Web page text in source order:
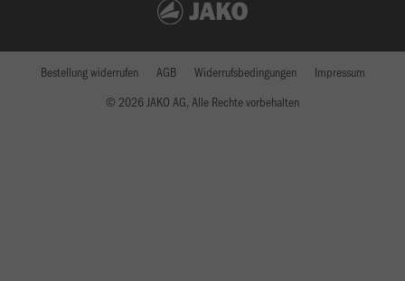
© 2026 JAKO AG, Alle Rechte vorbehalten
Bestellung widerrufen AGB Widerrufsbedingungen Impressum